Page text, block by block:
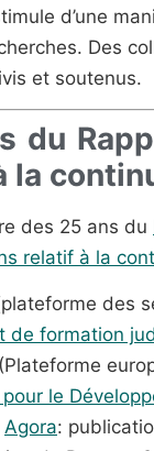
d’une
Des
et soutenus.
du
la
des 25 ans du
relatif à la
des
de formation
(Plateforme
le
Agora: